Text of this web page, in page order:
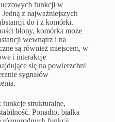
funkcji w
z najważniejszych
do i z komórki.
błony, komórka może
wewnątrz i na
są również miejscem, w
i interakcje
się na powierzchni
sygnałów
funkcje strukturalne,
Ponadto, białka